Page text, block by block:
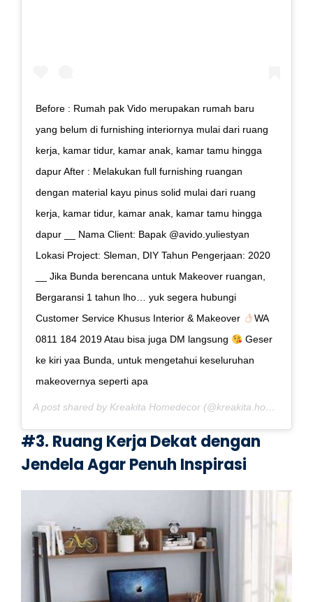
Before : Rumah pak Vido merupakan rumah baru
yang belum di furnishing interiornya mulai dari ruang
kerja, kamar tidur, kamar anak, kamar tamu hingga
dapur After : Melakukan full furnishing ruangan
dengan material kayu pinus solid mulai dari ruang
kerja, kamar tidur, kamar anak, kamar tamu hingga
dapur __ Nama Client: Bapak @avido.yuliestyan
Lokasi Project: Sleman, DIY Tahun Pengerjaan: 2020
__ Jika Bunda berencana untuk Makeover ruangan,
Bergaransi 1 tahun lho… yuk segera hubungi
Customer Service Khusus Interior & Makeover
WA
0811 184 2019 Atau bisa juga DM langsung
Geser
ke kiri yaa Bunda, untuk mengetahui keseluruhan
makeovernya seperti apa
A post shared by Kreakita Homedecor (@kreakita.homedecor) on
#3. Ruang Kerja Dekat dengan
Jendela Agar Penuh Inspirasi